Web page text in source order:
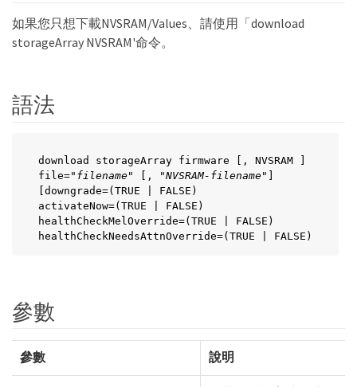
如果您只想下載NVSRAM/Values、請使用「download
storageArray NVSRAM'命令。
語法
download storageArray firmware [, NVSRAM ]
file=" filename" [, "NVSRAM-filename"]
[downgrade=(TRUE | FALSE)
activateNow=(TRUE | FALSE)
healthCheckMelOverride=(TRUE | FALSE)
healthCheckNeedsAttnOverride=(TRUE | FALSE)
參數
參數 說明